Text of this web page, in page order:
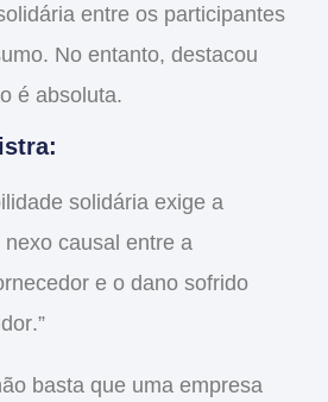
entre os participantes
No entanto, destacou
é absoluta.
solidária exige a
nexo causal entre a
e o dano sofrido
.”
basta que uma empresa